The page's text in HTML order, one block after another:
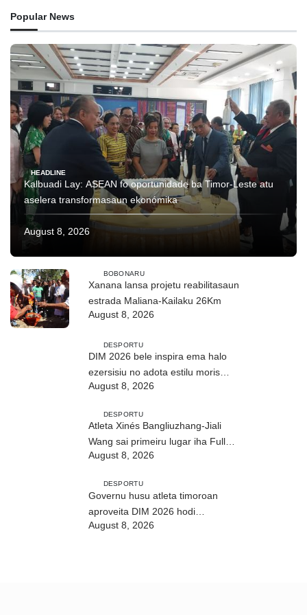
Popular News
HEADLINE
Kalbuadi Lay: ASEAN fo oportunidade ba Timor-Leste atu
aselera transformasaun ekonómika
August 8, 2026
BOBONARU
Xanana lansa projetu reabilitasaun
estrada Maliana-Kailaku 26Km
August 8, 2026
DESPORTU
DIM 2026 bele inspira ema halo
ezersisiu no adota estilu moris
saudável
August 8, 2026
DESPORTU
Atleta Xinés Bangliuzhang-Jiali
Wang sai primeiru lugar iha Full
Maratona 42Km
August 8, 2026
DESPORTU
Governu husu atleta timoroan
aproveita DIM 2026 hodi
dezenvolve kapasidade
August 8, 2026